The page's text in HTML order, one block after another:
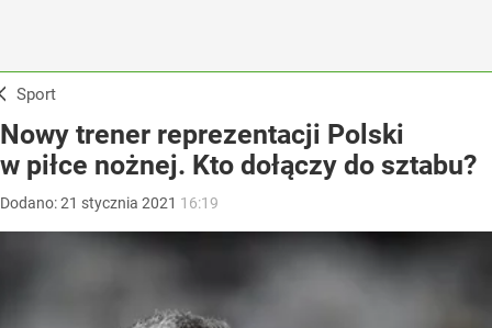
Sport
Nowy trener reprezentacji Polski
w piłce nożnej. Kto dołączy do sztabu?
Dodano:21 stycznia 2021 16:19